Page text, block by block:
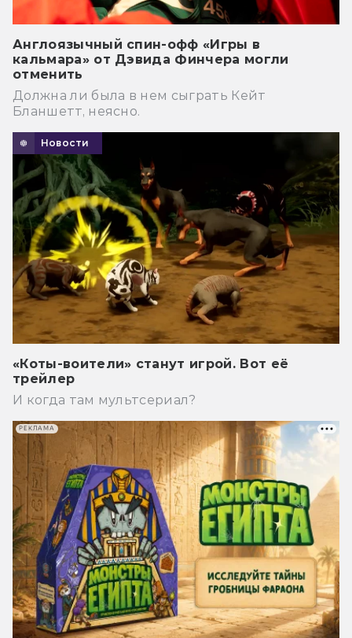
Англоязычный спин-офф «Игры в
кальмара» от Дэвида Финчера могли
отменить
Должна ли была в нем сыграть Кейт
Бланшетт, неясно.
Новости
«Коты-воители» станут игрой. Вот её
трейлер
И когда там мультсериал?
РЕКЛАМА